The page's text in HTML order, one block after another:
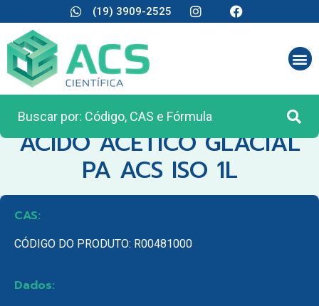
(19) 3909-2525
CATEGORIA:REAGENTES ANALÍTICOS
ACIDO ACETICO GLACIAL
PA ACS ISO 1L
CAS:
CÓDIGO DO PRODUTO: R00481000
Dados: